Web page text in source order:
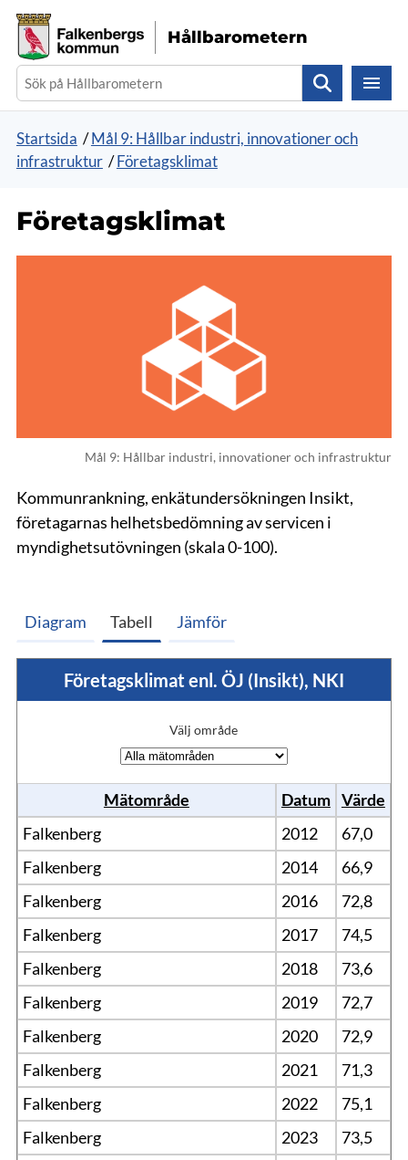
Gå direkt till sidans innehåll
Hållbarometern
Sök
Startsida /Mål 9: Hållbar industri, innovationer och
infrastruktur /Företagsklimat
Företagsklimat
Mål 9: Hållbar industri, innovationer och infrastruktur
Kommunrankning, enkätundersökningen Insikt,
företagarnas helhetsbedömning av servicen i
myndighetsutövningen (skala 0-100).
Diagram Tabell Jämför
Företagsklimat enl. ÖJ (Insikt), NKI
Välj område
Mätområde Datum Värde
Falkenberg
2012
67,0
Falkenberg
2014
66,9
Falkenberg
2016
72,8
Falkenberg
2017
74,5
Falkenberg
2018
73,6
Falkenberg
2019
72,7
Falkenberg
2020
72,9
Falkenberg
2021
71,3
Falkenberg
2022
75,1
Falkenberg
2023
73,5